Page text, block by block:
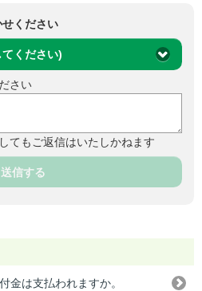
ください
ください)
さい
てもご返信はいたしかねます
送信する
金は支払われますか。